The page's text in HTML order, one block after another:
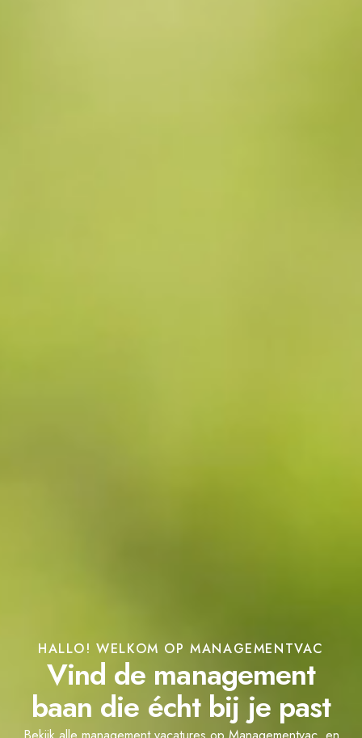
HALLO! WELKOM OP MANAGEMENTVAC
Vind de management
baan die écht bij je past